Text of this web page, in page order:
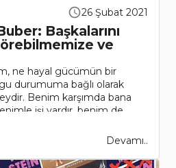
26 Şubat 2021
Başkalarını
ve
ne hayal gücümün bir
durumuma bağlı olarak
Benim karşımda bana
işi vardır, benim de
Devamı..